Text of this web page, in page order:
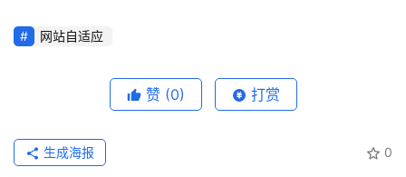
注册
2、宽度不要用绝对的
width:auto; / width:XX%;（父元素一定要有宽度）
3、字体大小是页面默认大小的100%，即
网站自适应
赞 (0) 打赏
0
生成海报